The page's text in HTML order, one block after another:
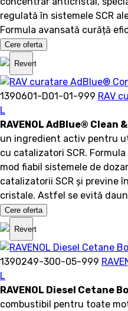
regulată în sistemele SCR
Formula avansată curăță
Cere oferta
Revert
1390601-D01-01-999 RAV
L
RAVENOL AdBlue®
un ingredient activ pentru
cu catalizatori SCR.
mod fiabil sistemele de
catalizatorii SCR și previne
cristale. Astfel se evită
Cere oferta
Revert
1390249-300-05-999
L
RAVENOL Diesel Cetane
combustibil pentru toate